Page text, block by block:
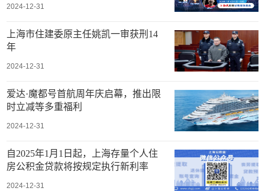
2024-12-31
上海市住建委原主任姚凯一审获刑14
年
2024-12-31
爱达·魔都号首航周年庆启幕，推出限
时立减等多重福利
2024-12-31
自2025年1月1日起，上海存量个人住
房公积金贷款将按规定执行新利率
2024-12-31